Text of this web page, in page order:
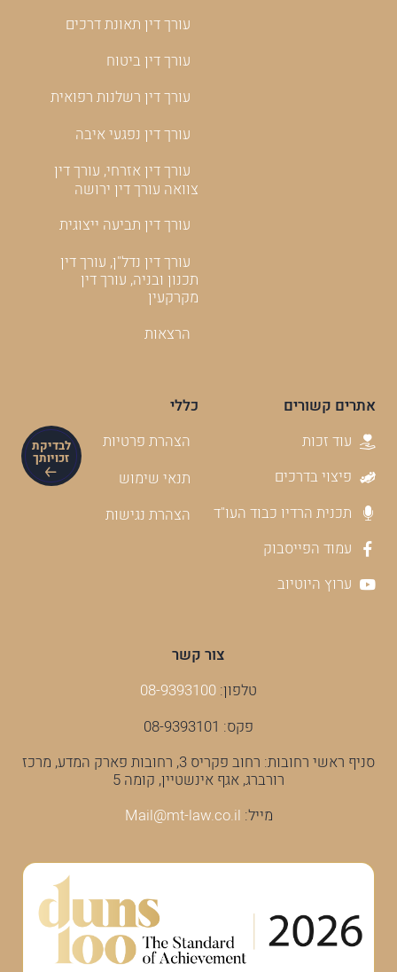
לבדיקת
זכויותך
עורך דין תאונת דרכים
עורך דין ביטוח
עורך דין רשלנות רפואית
עורך דין נפגעי איבה
עורך דין אזרחי, עורך דין
צוואה עורך דין ירושה
עורך דין תביעה ייצוגית
עורך דין נדל"ן, עורך דין
תכנון ובניה, עורך דין
מקרקעין
הרצאות
אתרים קשורים
עוד זכות
פיצוי בדרכים
תכנית הרדיו כבוד העו"ד
עמוד הפייסבוק
ערוץ היוטיוב
כללי
הצהרת פרטיות
תנאי שימוש
הצהרת נגישות
צור קשר
טלפון: 08-9393100
פקס: 08-9393101
סניף ראשי רחובות: רחוב פקריס 3, רחובות פארק המדע, מרכז
רורברג, אגף אינשטיין, קומה 5
מייל: Mail@mt-law.co.il